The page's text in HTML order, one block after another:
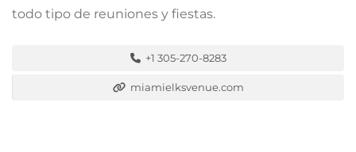
todo tipo de reuniones y fiestas.
+1 305-270-8283
miamielksvenue.com